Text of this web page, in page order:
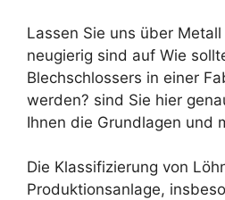
Lassen Sie uns über
neugierig sind auf Wie
Blechschlossers in einer
werden? sind Sie hier
Ihnen die Grundlagen und
Die Klassifizierung von
Produktionsanlage,